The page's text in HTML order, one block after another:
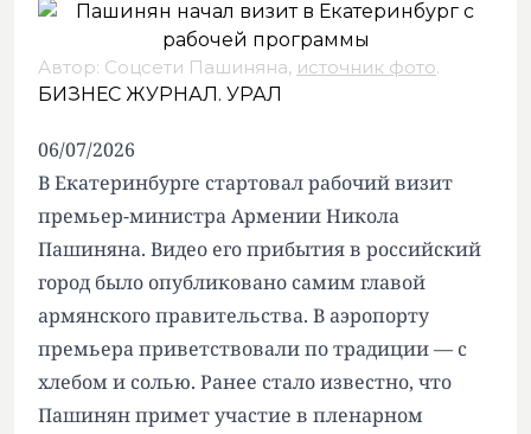
Автор: Соцсети Пашиняна, источник фото.
БИЗНЕС ЖУРНАЛ. УРАЛ
06/07/2026
В Екатеринбурге стартовал рабочий визит
премьер-министра Армении Никола
Пашиняна. Видео его прибытия в российский
город было опубликовано самим главой
армянского правительства. В аэропорту
премьера приветствовали по традиции — с
хлебом и солью. Ранее стало известно, что
Пашинян примет участие в пленарном